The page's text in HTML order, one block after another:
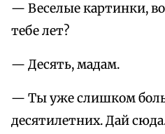
— Веселые картинки,
тебе лет?
— Десять, мадам.
— Ты уже слишком
десятилетних. Дай